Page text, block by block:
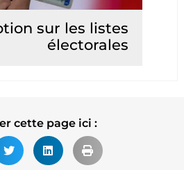
sur les listes
électorales
cette page ici :